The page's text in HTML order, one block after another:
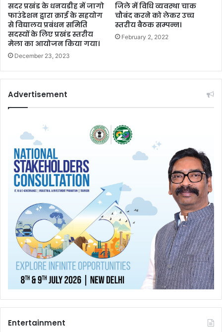
सदर प्रखंड के धनयडीह में जागो
फाउंडेशन द्वारा क्राई के सहयोग
से विद्यालय प्रबंधन समिति
सदस्यों के लिए प्रखंड स्तरीय
मेला का आयोजन किया गया।
December 23, 2023
जिले में विधि व्यवस्था चाक
चौबंद करने को लेकर उच्च
स्तरीय बैठक सम्पन्न।
February 2, 2022
Advertisement
Entertainment